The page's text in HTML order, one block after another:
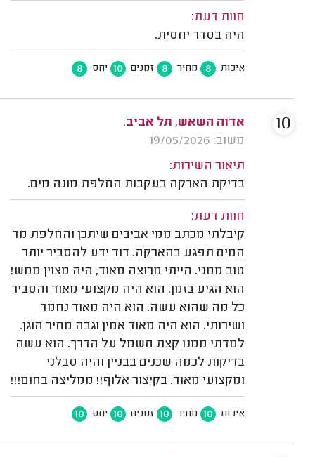
חוות דעת:
היה בסדר יחסית.
איכות 8 מחיר 8 זמנים 10 יחס 8
אדוה השאש, תל אביב.
משוב: 19/05/2026
תיאור השירות:
בדיקת הארקה בעקבות החלפת מונה מים.
חוות דעת:
קיבלתי מכתב ממי אביבים שיתכן והחלפת מד
המים תפגע בהארקה. דוד ידע להסביר יותר
טוב ממני. הייתי מרוצה מאוד, היה מצוין ממש!
הוא הגיע בזמן. הוא היה מקצועי מאוד והסביר
כל מה שהוא עשה. הוא היה מאוד נחמד
ושירותי. הוא היה מאוד אמין וגבה מחיר הוגן.
למדתי ממנו קצת חשמל על הדרך. הוא עשה
בדיקות לכמה שכנים בבניין והיה סבלני
ומקצועי מאוד. בקיצור אלוף!! ממליצה בחום!!!
איכות 10 מחיר 10 זמנים 10 יחס 10
10